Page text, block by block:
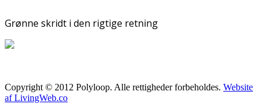
Grønne skridt i den rigtige retning
Copyright © 2012 Polyloop. Alle rettigheder forbeholdes. Website
af LivingWeb.co